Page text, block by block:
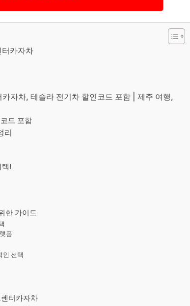
카자차
자차, 테슬라 전기차 할인코드 포함 | 제주 여행,
드 포함
리
!
한 가이드
폼
인 선택
터카자차